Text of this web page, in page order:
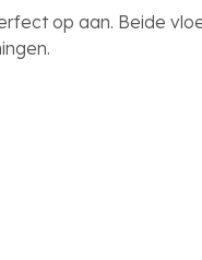
op aan. Beide